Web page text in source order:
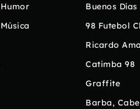
Humor
Música
Buenos Días
98 Futebol
Ricardo
Catimba 98
Graffite
Barba,